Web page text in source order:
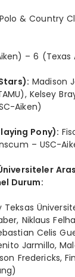
& Country
– 6 (Texas
Madison
Kelsey
Aiken)
Pony):
– USC-
niversiteler
Durum:
Teksas
Niklaus
Celis
Jarmillo,
Fredericks,